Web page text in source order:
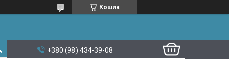
Кошик
+380 (98) 434-39-08